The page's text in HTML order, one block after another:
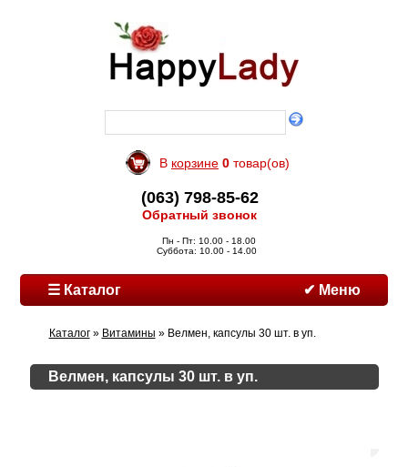
В корзине 0 товар(ов)
(063) 798-85-62
Обратный звонок
Пн - Пт: 10.00 - 18.00
Суббота: 10.00 - 14.00
☰ Каталог ✔ Меню
Каталог» Витамины » Велмен, капсулы 30 шт. в уп.
Велмен, капсулы 30 шт. в уп.